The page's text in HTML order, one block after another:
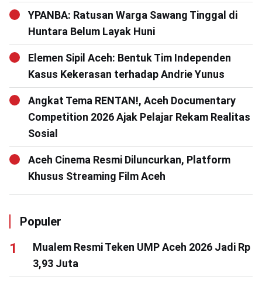
YPANBA: Ratusan Warga Sawang Tinggal di
Huntara Belum Layak Huni
Elemen Sipil Aceh: Bentuk Tim Independen
Kasus Kekerasan terhadap Andrie Yunus
Angkat Tema RENTAN!, Aceh Documentary
Competition 2026 Ajak Pelajar Rekam Realitas
Sosial
Aceh Cinema Resmi Diluncurkan, Platform
Khusus Streaming Film Aceh
Populer
Mualem Resmi Teken UMP Aceh 2026 Jadi Rp
3,93 Juta